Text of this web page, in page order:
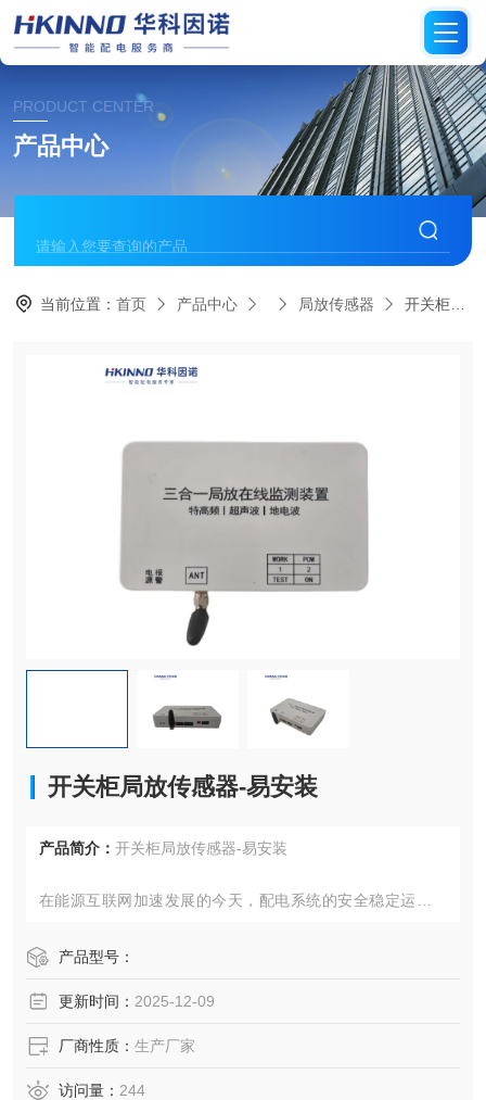
PRODUCT CENTER
产品中心
当前位置：首页 产品中心 局放传感器 开关柜局放传感器-易安装
开关柜局放传感器-易安装
产品简介： 开关柜局放传感器-易安装
在能源互联网加速发展的今天，配电系统的安全稳定运行成
——开关柜的安全监测需求，一套融合多模态感知与智能分
对设备内部潜在隐患的早期识别与精准，为电力设施安全运
产品型号：
更新时间： 2025-12-09
厂商性质： 生产厂家
访问量： 244